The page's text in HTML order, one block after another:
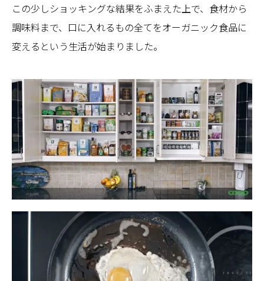
この少しショッキングな結果をふまえた上で、食材から
調味料まで、口に入れるもの全てをオーガニック食品に
変えるという生活が始まりました。